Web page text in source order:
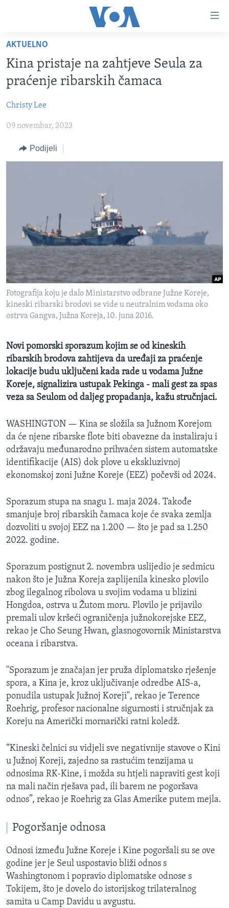
glavni
sadržaj
na
glavnu
navigaciju
Idi
pretragu
VIDEO
FOTOGRAFIJE DANA
VIJESTI
SJEDINJENE AMERIČKE DRŽAVE
BOSNA I HERCEGOVINA
NAUKA I TEHNOLOGIJA
SPECIJALNI PROJEKTI
IZBJEGLIČKA STRANA
MAGAZIN
O GLASU AMERIKE
Learning English
PRATITE NAS
Jezici
AKTUELNO
Kina pristaje na zahtjeve Seula za
praćenje ribarskih čamaca
Christy Lee
09 novembar, 2023
Podijeli
Fotografija koju je dalo Ministarstvo odbrane Južne Koreje,
kineski ribarski brodovi se vide u neutralnim vodama oko
ostrva Gangva, Južna Koreja, 10. juna 2016.
Novi pomorski sporazum kojim se od kineskih
ribarskih brodova zahtijeva da uređaji za praćenje
lokacije budu uključeni kada rade u vodama Južne
Koreje, signalizira ustupak Pekinga - mali gest za spas
veza sa Seulom od daljeg propadanja, kažu stručnjaci.
WASHINGTON — Kina se složila sa Južnom Korejom
da će njene ribarske flote biti obavezne da instaliraju i
održavaju međunarodno prihvaćen sistem automatske
identifikacije (AIS) dok plove u ekskluzivnoj
ekonomskoj zoni Južne Koreje (EEZ) počevši od 2024.
Sporazum stupa na snagu 1. maja 2024. Takođe
smanjuje broj ribarskih čamaca koje će svaka zemlja
dozvoliti u svojoj EEZ na 1.200 — što je pad sa 1.250
2022. godine.
Sporazum postignut 2. novembra uslijedio je sedmicu
nakon što je Južna Koreja zaplijenila kinesko plovilo
zbog ilegalnog ribolova u svojim vodama u blizini
Hongdoa, ostrva u Žutom moru. Plovilo je prijavilo
premali ulov kršeći ograničenja južnokorejske EEZ,
rekao je Cho Seung Hwan, glasnogovornik Ministarstva
oceana i ribarstva.
"Sporazum je značajan jer pruža diplomatsko rješenje
spora, a Kina je, kroz uključivanje odredbe AIS-a,
ponudila ustupak Južnoj Koreji", rekao je Terence
Roehrig, profesor nacionalne sigurnosti i stručnjak za
Koreju na Američki mornarički ratni koledž.
“Kineski čelnici su vidjeli sve negativnije stavove o Kini
u Južnoj Koreji, zajedno sa rastućim tenzijama u
odnosima RK-Kine, i možda su htjeli napraviti gest koji
na mali način rješava pad, ili barem ne pogoršava
odnos”, rekao je Roehrig za Glas Amerike putem mejla.
Pogoršanje odnosa
Odnosi između Južne Koreje i Kine pogoršali su se ove
godine jer je Seul uspostavio bliži odnos s
Washingtonom i popravio diplomatske odnose s
Tokijem, što je dovelo do istorijskog trilateralnog
samita u Camp Davidu u avgustu.